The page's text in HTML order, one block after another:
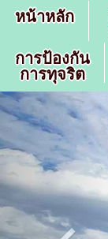
หน้าหลัก
การป้องกัน
การทุจริต